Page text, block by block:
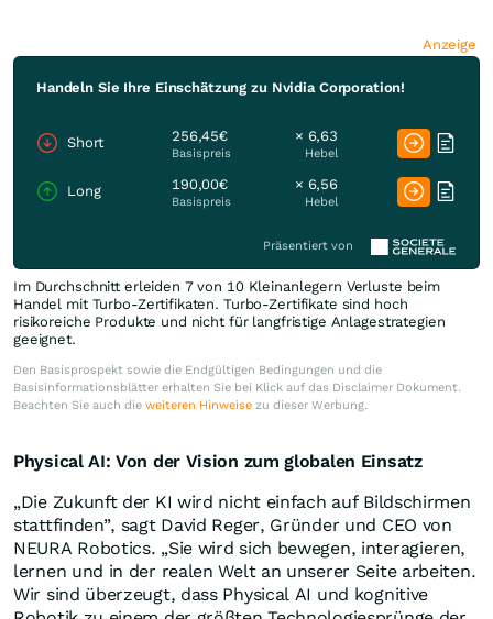
Anzeige
Handeln Sie Ihre Einschätzung zu Nvidia Corporation!
Short 256,45€
Basispreis
× 6,63
Hebel
Long 190,00€
Basispreis
× 6,56
Hebel
Präsentiert von
Im Durchschnitt erleiden 7 von 10 Kleinanlegern Verluste beim
Handel mit Turbo-Zertifikaten. Turbo-Zertifikate sind hoch
risikoreiche Produkte und nicht für langfristige Anlagestrategien
geeignet.
Den Basisprospekt sowie die Endgültigen Bedingungen und die
Basisinformationsblätter erhalten Sie bei Klick auf das Disclaimer Dokument.
Beachten Sie auch die weiteren Hinweise zu dieser Werbung.
Physical AI: Von der Vision zum globalen Einsatz
„Die Zukunft der KI wird nicht einfach auf Bildschirmen
stattfinden”, sagt David Reger, Gründer und CEO von
NEURA Robotics. „Sie wird sich bewegen, interagieren,
lernen und in der realen Welt an unserer Seite arbeiten.
Wir sind überzeugt, dass Physical AI und kognitive